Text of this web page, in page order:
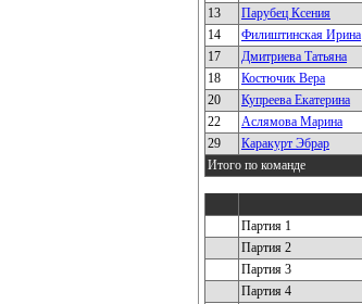
13 Парубец Ксения
14 Филиштинская Ирина
17 Дмитриева Татьяна
18 Костючик Вера
20 Купреева Екатерина
22 Аслямова Марина
29 Каракурт Эбрар
Итого по команде
Партия 1
Партия 2
Партия 3
Партия 4